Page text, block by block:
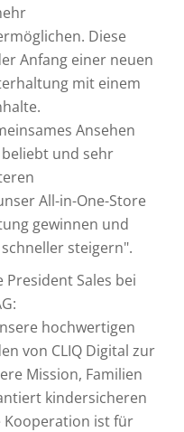
Diese
Anfang einer neuen
mit einem
Ansehen
und sehr
All-in-One-Store
gewinnen und
steigern".
President Sales bei
hochwertigen
von CLIQ Digital zur
Mission, Familien
kindersicheren
Kooperation ist für